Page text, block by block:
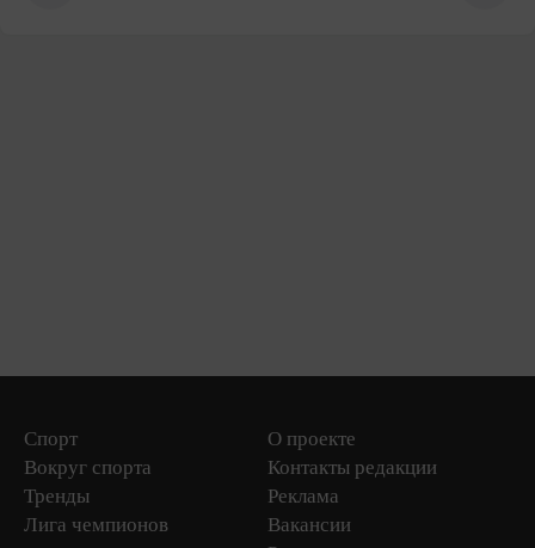
Спорт
Вокруг спорта
Тренды
Лига чемпионов
О проекте
Контакты редакции
Реклама
Вакансии